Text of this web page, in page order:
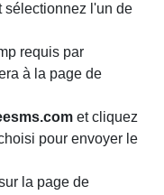
sélectionnez l'un de
requis par
à la page de
et cliquez
pour envoyer le
la page de